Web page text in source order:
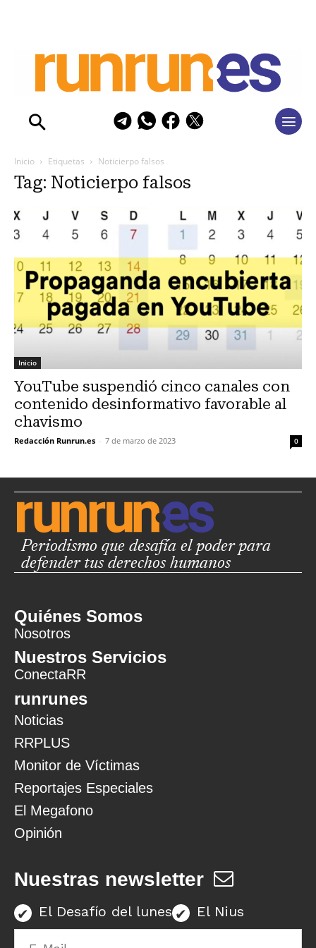
Inicio Etiquetas Noticierpo falsos
Tag: Noticierpo falsos
Inicio
YouTube suspendió cinco canales con
contenido desinformativo favorable al
chavismo
Redacción Runrun.es - 7 de marzo de 2023 0
Periodismo que desafía el poder para
defender tus derechos humanos
Quiénes Somos
Nosotros
Nuestros Servicios
ConectaRR
runrunes
Noticias
RRPLUS
Monitor de Víctimas
Reportajes Especiales
El Megafono
Opinión
Nuestras newsletter
El Desafío del lunes El Nius